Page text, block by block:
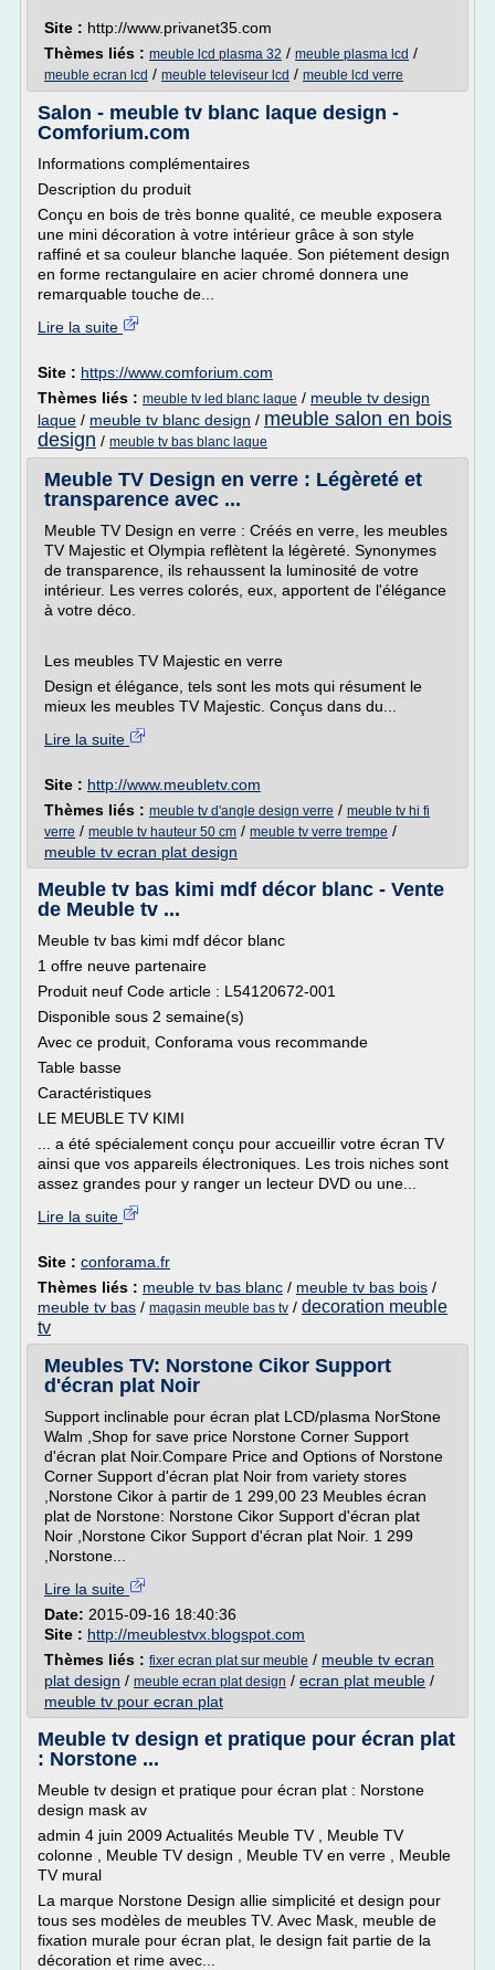
Site : http://www.privanet35.com
Thèmes liés : meuble lcd plasma 32 / meuble plasma lcd /
meuble ecran lcd / meuble televiseur lcd / meuble lcd verre
Salon - meuble tv blanc laque design -
Comforium.com
Informations complémentaires
Description du produit
Conçu en bois de très bonne qualité, ce meuble exposera
une mini décoration à votre intérieur grâce à son style
raffiné et sa couleur blanche laquée. Son piétement design
en forme rectangulaire en acier chromé donnera une
remarquable touche de...
Lire la suite
Site : https://www.comforium.com
Thèmes liés : meuble tv led blanc laque / meuble tv design
laque / meuble tv blanc design / meuble salon en bois
design / meuble tv bas blanc laque
Meuble TV Design en verre : Légèreté et
transparence avec ...
Meuble TV Design en verre : Créés en verre, les meubles
TV Majestic et Olympia reflètent la légèreté. Synonymes
de transparence, ils rehaussent la luminosité de votre
intérieur. Les verres colorés, eux, apportent de l'élégance
à votre déco.
Les meubles TV Majestic en verre
Design et élégance, tels sont les mots qui résument le
mieux les meubles TV Majestic. Conçus dans du...
Lire la suite
Site : http://www.meubletv.com
Thèmes liés : meuble tv d'angle design verre / meuble tv hi fi
verre / meuble tv hauteur 50 cm / meuble tv verre trempe /
meuble tv ecran plat design
Meuble tv bas kimi mdf décor blanc - Vente
de Meuble tv ...
Meuble tv bas kimi mdf décor blanc
1 offre neuve partenaire
Produit neuf Code article : L54120672-001
Disponible sous 2 semaine(s)
Avec ce produit, Conforama vous recommande
Table basse
Caractéristiques
LE MEUBLE TV KIMI
... a été spécialement conçu pour accueillir votre écran TV
ainsi que vos appareils électroniques. Les trois niches sont
assez grandes pour y ranger un lecteur DVD ou une...
Lire la suite
Site : conforama.fr
Thèmes liés : meuble tv bas blanc / meuble tv bas bois /
meuble tv bas / magasin meuble bas tv / decoration meuble
tv
Meubles TV: Norstone Cikor Support
d'écran plat Noir
Support inclinable pour écran plat LCD/plasma NorStone
Walm ,Shop for save price Norstone Corner Support
d'écran plat Noir.Compare Price and Options of Norstone
Corner Support d'écran plat Noir from variety stores
,Norstone Cikor à partir de 1 299,00 23 Meubles écran
plat de Norstone: Norstone Cikor Support d'écran plat
Noir ,Norstone Cikor Support d'écran plat Noir. 1 299
,Norstone...
Lire la suite
Date: 2015-09-16 18:40:36
Site : http://meublestvx.blogspot.com
Thèmes liés : fixer ecran plat sur meuble / meuble tv ecran
plat design / meuble ecran plat design / ecran plat meuble /
meuble tv pour ecran plat
Meuble tv design et pratique pour écran plat
: Norstone ...
Meuble tv design et pratique pour écran plat : Norstone
design mask av
admin 4 juin 2009 Actualités Meuble TV , Meuble TV
colonne , Meuble TV design , Meuble TV en verre , Meuble
TV mural
La marque Norstone Design allie simplicité et design pour
tous ses modèles de meubles TV. Avec Mask, meuble de
fixation murale pour écran plat, le design fait partie de la
décoration et rime avec...